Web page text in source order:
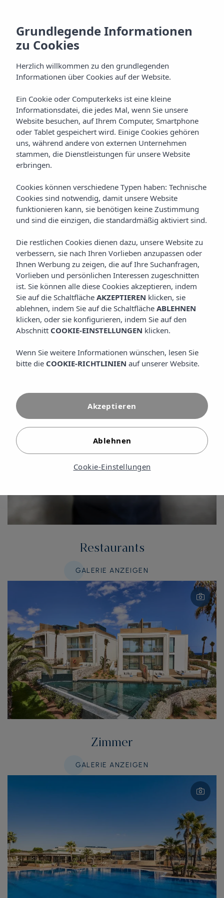
Startseite Hotels
Menorca
Insotel Punta Prima Resort & Spa *****
Galerie
Bildergalerie des
Insotel Punta Prima
Resort & Spa
Wir laden Sie ein, diese Fotoauswahl zu durchstöbern, die
die Essenz des Insotel Punta Prima Resort & Spa einfängt:
weitläufige Pools, Familienbereiche, Restaurants mit
mediterranem Charme, gepflegte Gärten und helle
Zimmer, die auf Ihre Erholung ausgerichtet sind. In dieser
Galerie können Sie die Ruhe von Punta Prima, die Ausblicke
auf den Leuchtturm der Isla del Aire und die entspannte
Atmosphäre wahrnehmen, die unser Resort auszeichnet.
MEHR ENTDECKEN
Restaurants
GALERIE ANZEIGEN
Zimmer
GALERIE ANZEIGEN
Grundlegende Informationen
zu Cookies
Herzlich willkommen zu den grundlegenden
Informationen über Cookies auf der Website.
Ein Cookie oder Computerkeks ist eine kleine
Informationsdatei, die jedes Mal, wenn Sie unsere
Website besuchen, auf Ihrem Computer, Smartphone
oder Tablet gespeichert wird. Einige Cookies gehören
uns, während andere von externen Unternehmen
stammen, die Dienstleistungen für unsere Website
erbringen.
Cookies können verschiedene Typen haben: Technische
Cookies sind notwendig, damit unsere Website
funktionieren kann, sie benötigen keine Zustimmung
und sind die einzigen, die standardmäßig aktiviert sind.
Die restlichen Cookies dienen dazu, unsere Website zu
verbessern, sie nach Ihren Vorlieben anzupassen oder
Ihnen Werbung zu zeigen, die auf Ihre Suchanfragen,
Vorlieben und persönlichen Interessen zugeschnitten
ist. Sie können alle diese Cookies akzeptieren, indem
Sie auf die Schaltfläche AKZEPTIEREN klicken, sie
ablehnen, indem Sie auf die Schaltfläche ABLEHNEN
klicken, oder sie konfigurieren, indem Sie auf den
Abschnitt COOKIE-EINSTELLUNGEN klicken.
Wenn Sie weitere Informationen wünschen, lesen Sie
bitte die COOKIE-RICHTLINIEN auf unserer Website.
Cookie-Einstellungen
Ablehnen
Akzeptieren